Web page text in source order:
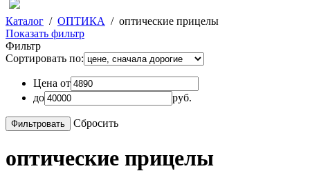
Каталог / ОПТИКА / оптические прицелы
Показать фильтр
Фильтр
Сортировать по:
Цена от
до
руб.
Сбросить
оптические прицелы